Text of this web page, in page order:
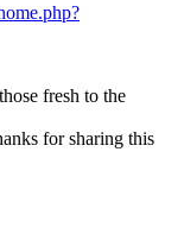
fresh to the
for sharing this